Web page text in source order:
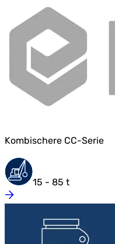
Kombischere CC-Serie
15 - 85 t